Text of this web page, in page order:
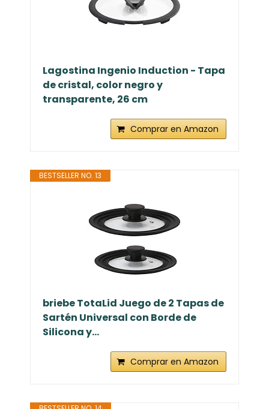
Lagostina Ingenio Induction - Tapa
de cristal, color negro y
transparente, 26 cm
Comprar en Amazon
BESTSELLER NO. 13
briebe TotaLid Juego de 2 Tapas de
Sartén Universal con Borde de
Silicona y...
Comprar en Amazon